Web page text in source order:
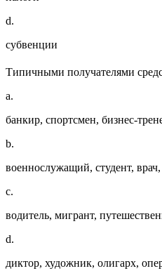
d.
субвенции
Типичными получателями
a.
банкир, спортсмен, бизнес-
b.
военнослужащий, студент, врач,
c.
водитель, мигрант,
d.
диктор, художник, олигарх,